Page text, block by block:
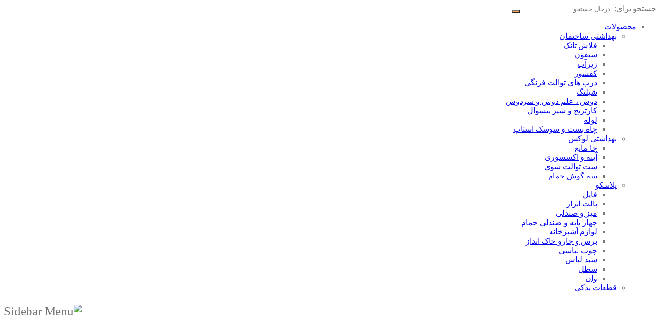
جستجو برای:
محصولات
بهداشتی ساختمان
فلاش تانک
سیفون
زیرآب
کفشور
درب های توالت فرنگی
شیلنگ
دوش ، علم دوش و سردوش
کارتریج و شیر پیسوال
لوله
چاه بست و سوسک استاپ
بهداشتی لوکس
جا مایع
آینه و اکسسوری
ست توالت شوی
سه گوش حمام
پلاسکو
فایل
پالت ابزار
میز و صندلی
چهار پایه و صندلی حمام
لوازم آشپزخانه
برس و جارو خاک انداز
چوب لباسی
سبد لباس
سطل
وان
قطعات یدکی